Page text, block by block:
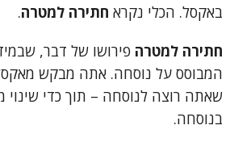
באקסל. הכלי נקרא חתירה למטרה.
חתירה למטרה פירושו של דבר,
המבוסס על נוסחה. אתה מבקש
שאתה רוצה לנוסחה – תוך כדי
בנוסחה.